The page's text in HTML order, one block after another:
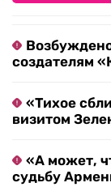
создателям
«Тихое
визитом
«А может,
судьбу